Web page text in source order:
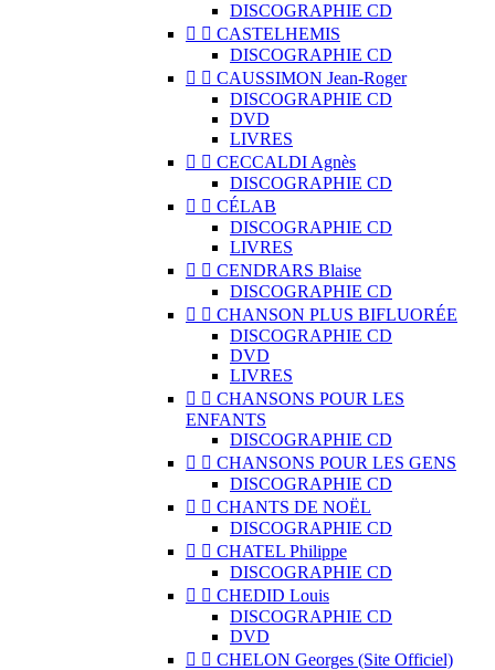
DISCOGRAPHIE CD
  CASTELHEMIS
DISCOGRAPHIE CD
  CAUSSIMON Jean-Roger
DISCOGRAPHIE CD
DVD
LIVRES
  CECCALDI Agnès
DISCOGRAPHIE CD
  CÉLAB
DISCOGRAPHIE CD
LIVRES
  CENDRARS Blaise
DISCOGRAPHIE CD
  CHANSON PLUS BIFLUORÉE
DISCOGRAPHIE CD
DVD
LIVRES
  CHANSONS POUR LES
ENFANTS
DISCOGRAPHIE CD
  CHANSONS POUR LES GENS
DISCOGRAPHIE CD
  CHANTS DE NOËL
DISCOGRAPHIE CD
  CHATEL Philippe
DISCOGRAPHIE CD
  CHEDID Louis
DISCOGRAPHIE CD
DVD
  CHELON Georges (Site Officiel)